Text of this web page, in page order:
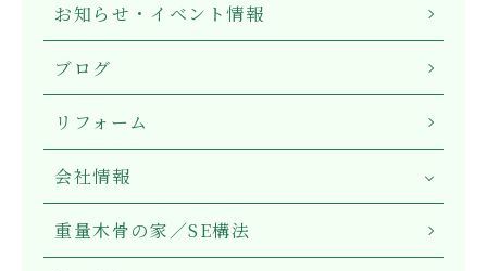
お知らせ・イベント情報
ブログ
リフォーム
会社情報
重量木骨の家／SE構法